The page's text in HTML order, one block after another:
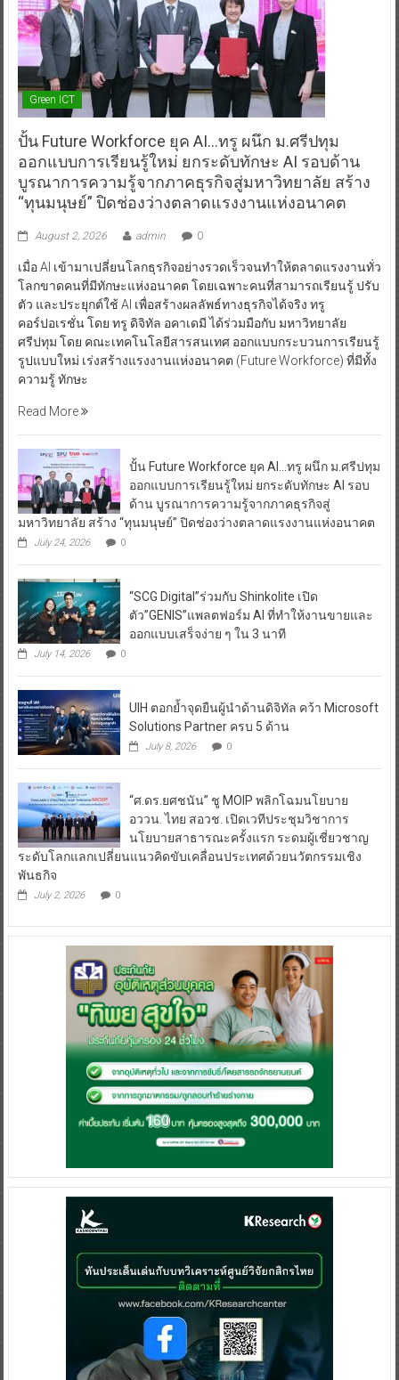
Green ICT
ปั้น Future Workforce ยุค AI…ทรู ผนึก ม.ศรีปทุม
ออกแบบการเรียนรู้ใหม่ ยกระดับทักษะ AI รอบด้าน
บูรณาการความรู้จากภาคธุรกิจสู่มหาวิทยาลัย สร้าง
“ทุนมนุษย์” ปิดช่องว่างตลาดแรงงานแห่งอนาคต
August 2, 2026 admin 0
เมื่อ AI เข้ามาเปลี่ยนโลกธุรกิจอย่างรวดเร็วจนทำให้ตลาดแรงงานทั่ว
ตัว และประยุกต์ใช้ AI เพื่อสร้างผลลัพธ์ทางธุรกิจได้จริง ทรู
คอร์ปอเรชั่น โดย ทรู ดิจิทัล อคาเดมี ได้ร่วมมือกับ มหาวิทยาลัย
ศรีปทุม โดย คณะเทคโนโลยีสารสนเทศ ออกแบบกระบวนการเรียนรู้
รูปแบบใหม่ เร่งสร้างแรงงานแห่งอนาคต (Future Workforce) ที่มีทั้ง
ความรู้ ทักษะ
Read More
ด้าน บูรณาการความรู้จากภาคธุรกิจสู่
มหาวิทยาลัย สร้าง “ทุนมนุษย์” ปิดช่องว่างตลาดแรงงานแห่งอนาคต
July 24, 2026 0
ออกแบบเสร็จง่าย ๆ ใน 3 นาที
July 14, 2026
July 8, 2026 0
นโยบายสาธารณะครั้งแรก ระดมผู้เชี่ยวชาญ
ระดับโลกแลกเปลี่ยนแนวคิดขับเคลื่อนประเทศด้วยนวัตกรรมเชิง
พันธกิจ
July 2, 2026 0